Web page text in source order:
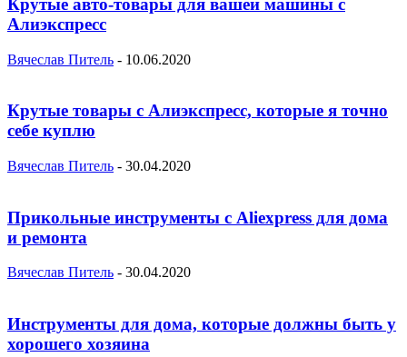
Крутые авто-товары для вашей машины с
Алиэкспресс
Вячеслав Питель - 10.06.2020
Крутые товары с Алиэкспресс, которые я точно
себе куплю
Вячеслав Питель - 30.04.2020
Прикольные инструменты с Aliexpress для дома
и ремонта
Вячеслав Питель - 30.04.2020
Инструменты для дома, которые должны быть у
хорошего хозяина